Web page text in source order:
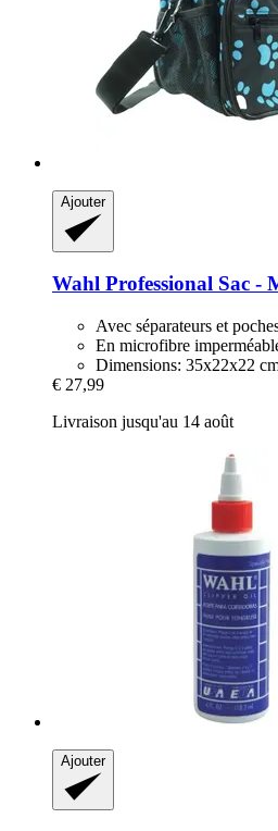
Ajouter
Wahl Professional Sac -​
Avec séparateurs et
En microfibre
Dimensions: 35x22x22
€ 27,99
Livraison jusqu'au 14 août
Ajouter